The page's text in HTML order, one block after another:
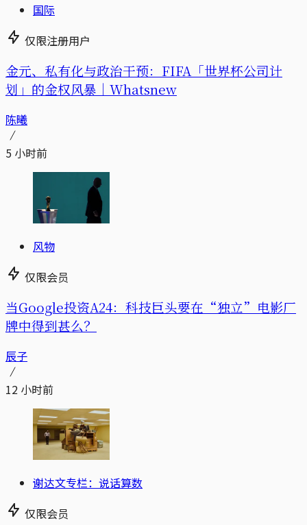
国际
仅限注册用户
金元、私有化与政治干预：FIFA「世界杯公司计
划」的金权风暴｜Whatsnew
陈曦
5 小时前
风物
仅限会员
当Google投资A24：科技巨头要在“独立”电影厂
牌中得到甚么？
辰子
12 小时前
谢达文专栏：说话算数
仅限会员